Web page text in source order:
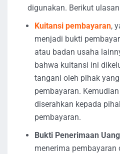
digunakan. Berikut
Kuitansi pembayaran,
menjadi bukti
atau badan usaha
bahwa kuitansi ini
tangani oleh pihak
pembayaran.
diserahkan kepada
pembayaran.
Bukti Penerimaan Uang
menerima